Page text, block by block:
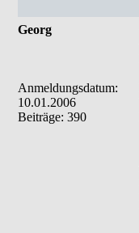
Georg
Anmeldungsdatum:
10.01.2006
Beiträge: 390